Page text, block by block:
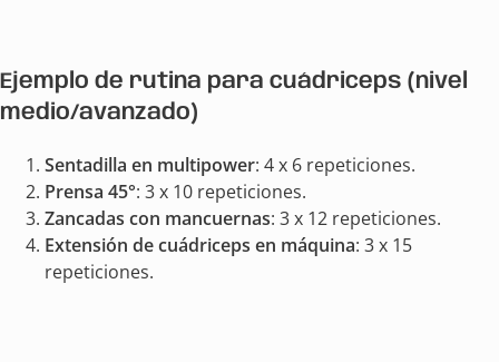
Ejemplo de rutina para cuádriceps (nivel
medio/avanzado)
Sentadilla en multipower: 4 x 6 repeticiones.
Prensa 45°: 3 x 10 repeticiones.
Zancadas con mancuernas: 3 x 12 repeticiones.
Extensión de cuádriceps en máquina: 3 x 15
repeticiones.